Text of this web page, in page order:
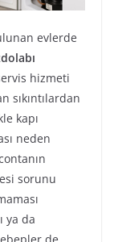
evlerde
hizmeti
sıkıntılardan
kapı
neden
sorunu
ya da
de